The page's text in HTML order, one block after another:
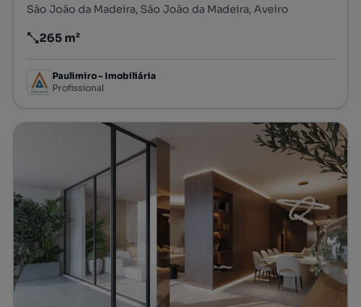
São João da Madeira, São João da Madeira, Aveiro
Preço por metro quadrado
265 m²
Paulimiro - Imobiliária
Profissional